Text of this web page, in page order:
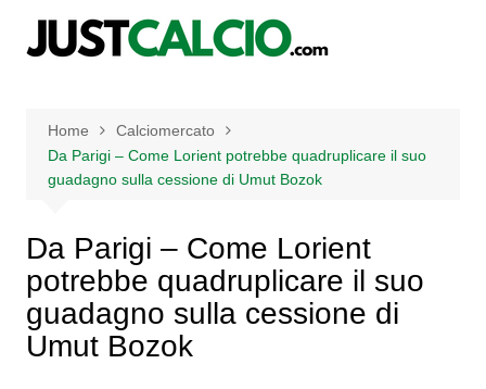
Home
Calciomercato
Da Parigi – Come Lorient potrebbe quadruplicare il suo
guadagno sulla cessione di Umut Bozok
Da Parigi – Come Lorient
potrebbe quadruplicare il suo
guadagno sulla cessione di
Umut Bozok